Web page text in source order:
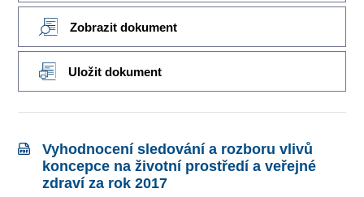
Zobrazit dokument
Uložit dokument
Vyhodnocení sledování a rozboru vlivů
koncepce na životní prostředí a veřejné
zdraví za rok 2017